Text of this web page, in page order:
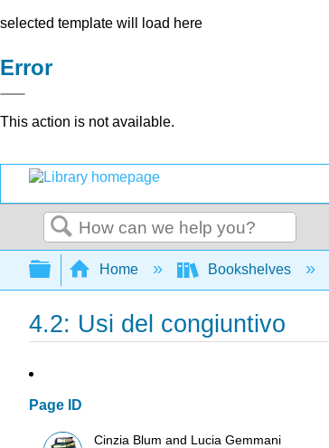
selected template will load here
Error
This action is not available.
Search
Expand/collapse global
Home Bookshelves
4.2: Usi del congiuntivo
Page ID
Cinzia Blum and Lucia Gemmani